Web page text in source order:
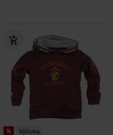
% Výšivka